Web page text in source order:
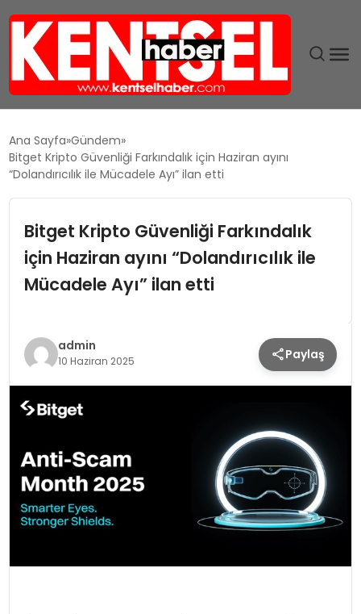
GÜNDEM
EĞITIM
MAGAZIN
KÜLTÜR & SANAT
SAĞLIK
Ana Sayfa Gündem
Bitget Kripto Güvenliği Farkındalık için Haziran ayını
“Dolandırıcılık ile Mücadele Ayı” ilan etti
Bitget Kripto Güvenliği Farkındalık
için Haziran ayını “Dolandırıcılık ile
Mücadele Ayı” ilan etti
admin
10 Haziran 2025 Paylaş